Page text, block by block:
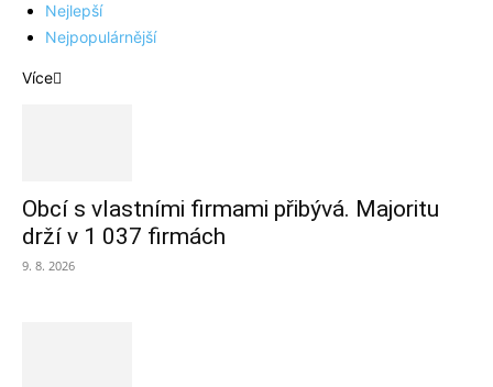
Nejlepší
Nejpopulárnější
Více
Obcí s vlastními firmami přibývá. Majoritu
drží v 1 037 firmách
9. 8. 2026